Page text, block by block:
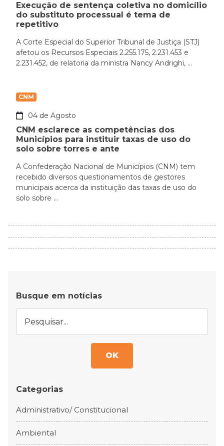
Execução de sentença coletiva no domicílio
do substituto processual é tema de
repetitivo
A Corte Especial do Superior Tribunal de Justiça (STJ)
afetou os Recursos Especiais 2.255.175, 2.231.453 e
2.231.452, de relatoria da ministra Nancy Andrighi, ...
CNM
04 de Agosto
CNM esclarece as competências dos
Municípios para instituir taxas de uso do
solo sobre torres e ante
A Confederação Nacional de Municípios (CNM) tem
recebido diversos questionamentos de gestores
municipais acerca da instituição das taxas de uso do
solo sobre ...
Busque em notícias
OK
Categorias
Administrativo/ Constitucional
Ambiental